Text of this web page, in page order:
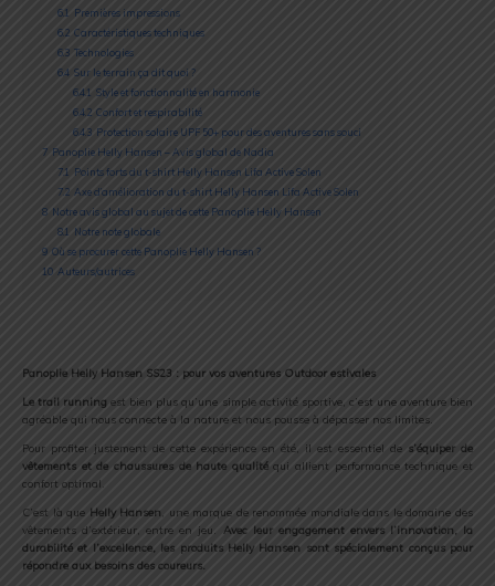
6.1
Premières impressions
6.2 Caractéristiques techniques
6.3 Technologies
6.4 Sur le terrain ça dit quoi ?
6.4.1 Style et fonctionnalité en harmonie
6.4.2 Confort et respirabilité
6.4.3 Protection solaire UPF 50+ pour des aventures sans souci
7 Panoplie Helly Hansen – Avis global de Nadia
7.1
Points forts du t-shirt Helly Hansen Lifa Active Solen
7.2 Axe d’amélioration du t-shirt Helly Hansen Lifa Active Solen
8 Notre avis global au sujet de cette Panoplie Helly Hansen
8.1
Notre note globale
9 Où se procurer cette Panoplie Helly Hansen ?
10 Auteurs/autrices
Panoplie Helly Hansen SS23 : pour vos aventures Outdoor estivales
Le trail running est bien plus qu’une simple activité sportive, c’est une aventure bien
agréable qui nous connecte à la nature et nous pousse à dépasser nos limites.
Pour profiter justement de cette expérience en été, il est essentiel de s’équiper de
vêtements et de chaussures de haute qualitéqui allient performance technique et
confort optimal.
C’est là que Helly Hansen , une marque de renommée mondiale dans le domaine des
vêtements d’extérieur, entre en jeu.
Avec leur engagement envers l’innovation, la
durabilité et l’excellence, les produits Helly Hansen sont spécialement conçus pour
répondre aux besoins des coureurs.